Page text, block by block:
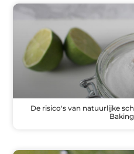
De risico's van natuurlijke